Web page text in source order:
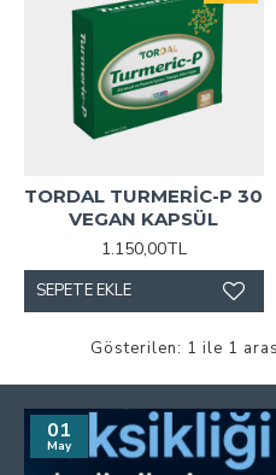
TORDAL TURMERİC-P 30
VEGAN KAPSÜL
1.150,00TL
SEPETE EKLE
Gösterilen: 1 ile 1
01
May